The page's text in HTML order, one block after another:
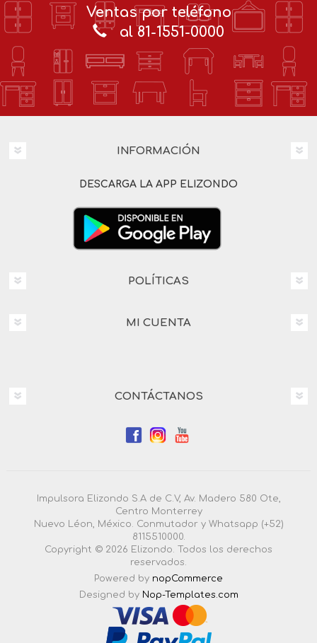
Ventas por teléfono
al 81-1551-0000
INFORMACIÓN
DESCARGA LA APP ELIZONDO
POLÍTICAS
MI CUENTA
CONTÁCTANOS
Impulsora Elizondo S.A de C.V, Av. Madero 580 Ote,
Centro Monterrey
Nuevo Léon, México. Conmutador y Whatsapp (+52)
8115510000.
Copyright © 2026 Elizondo. Todos los derechos
reservados.
Powered by nopCommerce
Designed by Nop-Templates.com